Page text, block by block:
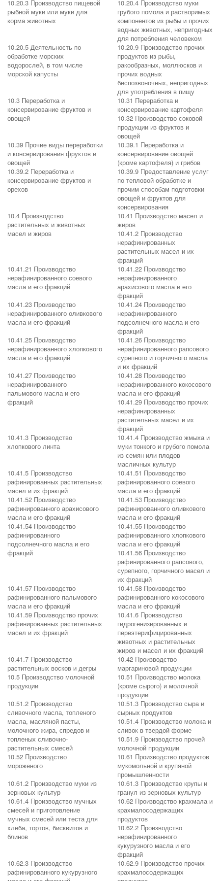
10.20.3 Производство пищевой
рыбной муки или муки для
корма животных
10.20.4 Производство муки
грубого помола и растворимых
компонентов из рыбы и прочих
водных животных, непригодных
для потребления человеком
10.20.5 Деятельность по
обработке морских
водорослей, в том числе
морской капусты
10.20.9 Производство прочих
продуктов из рыбы,
ракообразных, моллюсков и
прочих водных
беспозвоночных, непригодных
для употребления в пищу
10.3 Переработка и
консервирование фруктов и
овощей
10.31 Переработка и
консервирование картофеля
10.32 Производство соковой
продукции из фруктов и
овощей
10.39 Прочие виды переработки
и консервирования фруктов и
овощей
10.39.1 Переработка и
консервирование овощей
(кроме картофеля) и грибов
10.39.2 Переработка и
консервирование фруктов и
орехов
10.39.9 Предоставление услуг
по тепловой обработке и
прочим способам подготовки
овощей и фруктов для
консервирования
10.4 Производство
растительных и животных
масел и жиров
10.41 Производство масел и
жиров
10.41.2 Производство
нерафинированных
растительных масел и их
фракций
10.41.21 Производство
нерафинированного соевого
масла и его фракций
10.41.22 Производство
нерафинированного
арахисового масла и его
фракций
10.41.23 Производство
нерафинированного оливкового
масла и его фракций
10.41.24 Производство
нерафинированного
подсолнечного масла и его
фракций
10.41.25 Производство
нерафинированного хлопкового
масла и его фракций
10.41.26 Производство
нерафинированного рапсового
сурепного и горчичного масла
и их фракций
10.41.27 Производство
нерафинированного
пальмового масла и его
фракций
10.41.28 Производство
нерафинированного кокосового
масла и его фракций
10.41.29 Производство прочих
нерафинированных
растительных масел и их
фракций
10.41.3 Производство
хлопкового линта
10.41.4 Производство жмыха и
муки тонкого и грубого помола
из семян или плодов
масличных культур
10.41.5 Производство
рафинированных растительных
масел и их фракций
10.41.51 Производство
рафинированного соевого
масла и его фракций
10.41.52 Производство
рафинированного арахисового
масла и его фракций
10.41.53 Производство
рафинированного оливкового
масла и его фракций
10.41.54 Производство
рафинированного
подсолнечного масла и его
фракций
10.41.55 Производство
рафинированного хлопкового
масла и его фракций
10.41.56 Производство
рафинированного рапсового,
сурепного, горчичного масел и
их фракций
10.41.57 Производство
рафинированного пальмового
масла и его фракций
10.41.58 Производство
рафинированного кокосового
масла и его фракций
10.41.59 Производство прочих
рафинированных растительных
масел и их фракций
10.41.6 Производство
гидрогенизированных и
переэтерифицированных
животных и растительных
жиров и масел и их фракций
10.41.7 Производство
растительных восков и дегры
10.42 Производство
маргариновой продукции
10.5 Производство молочной
продукции
10.51 Производство молока
(кроме сырого) и молочной
продукции
10.51.2 Производство
сливочного масла, топленого
масла, масляной пасты,
молочного жира, спредов и
топленых сливочно-
растительных смесей
10.51.3 Производство сыра и
сырных продуктов
10.51.4 Производство молока и
сливок в твердой форме
10.51.9 Производство прочей
молочной продукции
10.52 Производство
мороженого
10.61 Производство продуктов
мукомольной и крупяной
промышленности
10.61.2 Производство муки из
зерновых культур
10.61.3 Производство крупы и
гранул из зерновых культур
10.61.4 Производство мучных
смесей и приготовление
мучных смесей или теста для
хлеба, тортов, бисквитов и
блинов
10.62 Производство крахмала и
крахмалосодержащих
продуктов
10.62.2 Производство
нерафинированного
кукурузного масла и его
фракций
10.62.3 Производство
рафинированного кукурузного
10.62.9 Производство прочих
крахмалосодержащих